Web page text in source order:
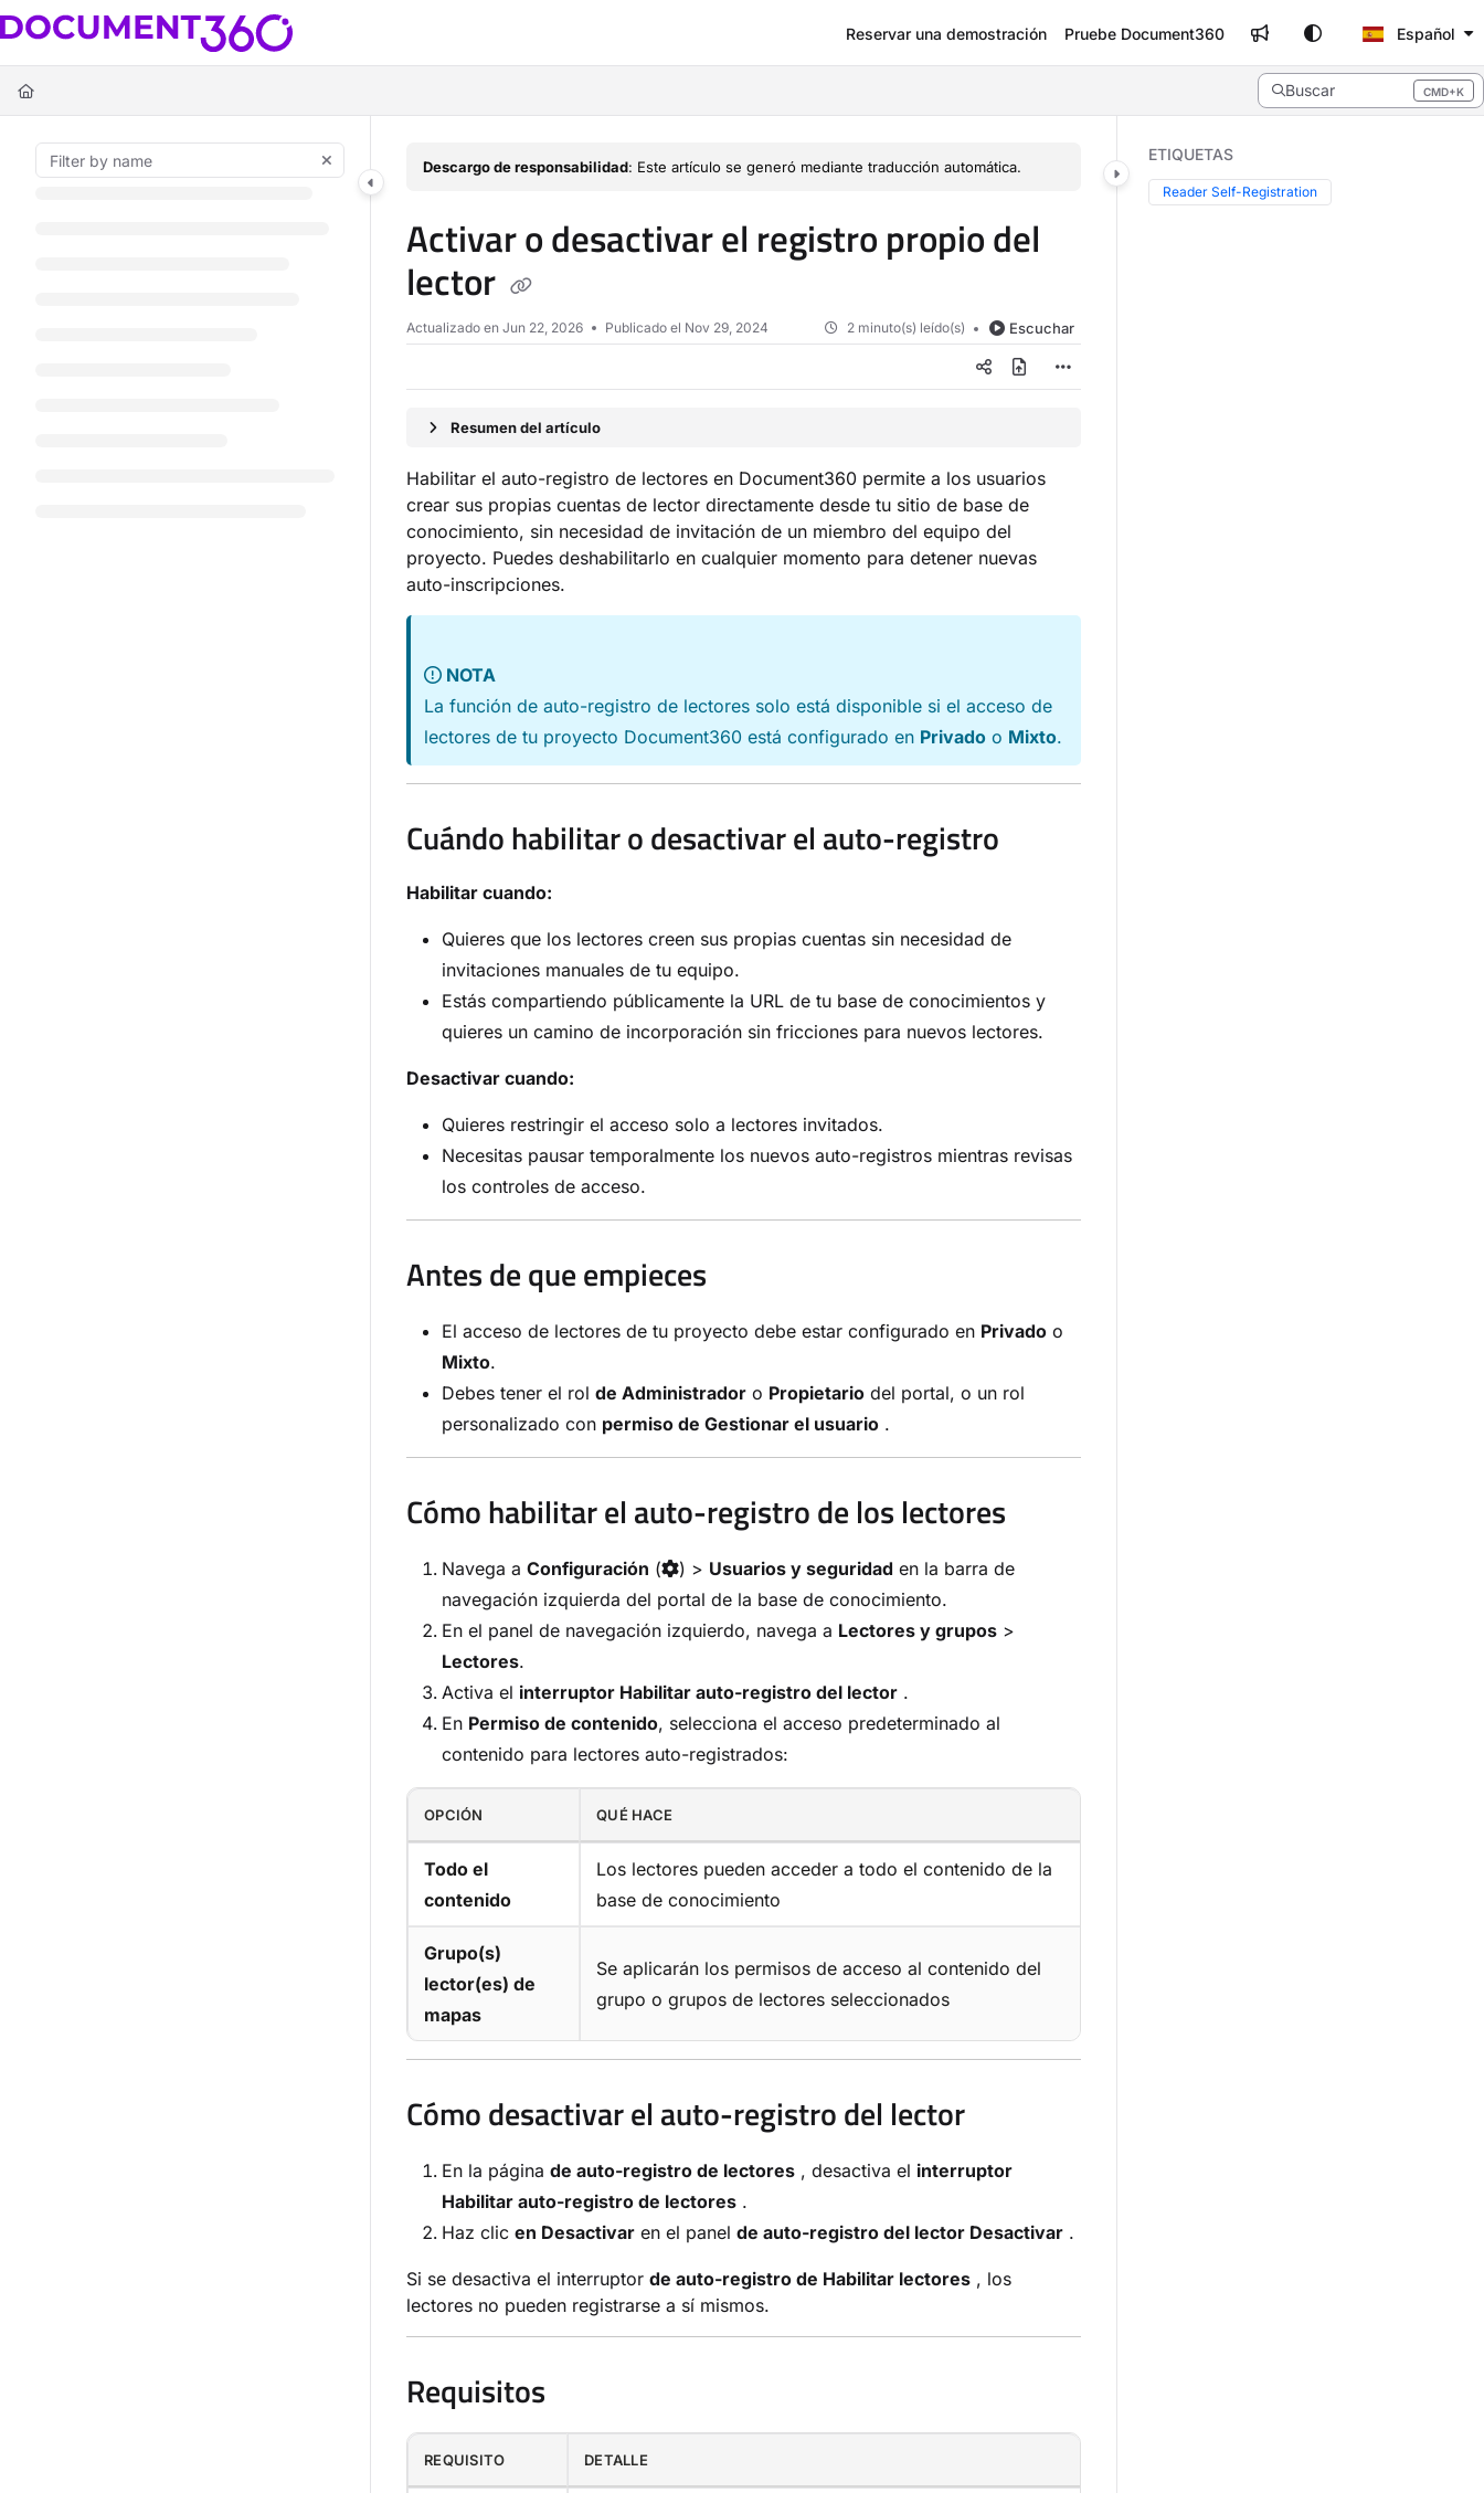
Documentation Index
Fetch the complete documentation index at:
Use this file to discover all available pages before exploring further.
Reservar una demostración Pruebe Document360 Español
Buscar CMD+K
Press CMD+K to open search
Descargo de responsabilidad: Este artículo se generó mediante traducción automática.
Activar o desactivar el registro propio del
lector
Actualizado en Jun 22, 2026 Publicado el Nov 29, 2024 2 minuto(s) leído(s) Escuchar
Resumen del artículo
Habilitar el auto-registro de lectores en Document360 permite a los usuarios
crear sus propias cuentas de lector directamente desde tu sitio de base de
conocimiento, sin necesidad de invitación de un miembro del equipo del
proyecto. Puedes deshabilitarlo en cualquier momento para detener nuevas
auto-inscripciones.
NOTA
La función de auto-registro de lectores solo está disponible si el acceso de
lectores de tu proyecto Document360 está configurado en Privado o Mixto.
Cuándo habilitar o desactivar el auto-registro
Habilitar cuando:
Quieres que los lectores creen sus propias cuentas sin necesidad de
invitaciones manuales de tu equipo.
Estás compartiendo públicamente la URL de tu base de conocimientos y
quieres un camino de incorporación sin fricciones para nuevos lectores.
Desactivar cuando:
Quieres restringir el acceso solo a lectores invitados.
Necesitas pausar temporalmente los nuevos auto-registros mientras revisas
los controles de acceso.
Antes de que empieces
El acceso de lectores de tu proyecto debe estar configurado en Privado o
Mixto.
Debes tener el rol de Administrador o Propietario del portal, o un rol
personalizado con permiso de Gestionar el usuario .
Cómo habilitar el auto-registro de los lectores
Navega a Configuración ( ) > Usuarios y seguridad en la barra de
navegación izquierda del portal de la base de conocimiento.
En el panel de navegación izquierdo, navega a Lectores y grupos >
Lectores.
Activa el interruptor Habilitar auto-registro del lector .
En Permiso de contenido, selecciona el acceso predeterminado al
contenido para lectores auto-registrados:
OPCIÓN QUÉ HACE
Todo el
contenido
Los lectores pueden acceder a todo el contenido de la
base de conocimiento
Grupo(s)
lector(es) de
mapas
Se aplicarán los permisos de acceso al contenido del
grupo o grupos de lectores seleccionados
Cómo desactivar el auto-registro del lector
En la página de auto-registro de lectores , desactiva el interruptor
Habilitar auto-registro de lectores .
Haz clic en Desactivar en el panel de auto-registro del lector Desactivar .
Si se desactiva el interruptor de auto-registro de Habilitar lectores , los
lectores no pueden registrarse a sí mismos.
Requisitos
REQUISITO DETALLE
ETIQUETAS
Reader Self-Registration